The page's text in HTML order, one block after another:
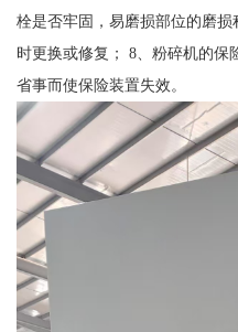
栓是否牢固，易磨损部位的磨
时更换或修复； 8、粉碎机的保
省事而使保险装置失效。